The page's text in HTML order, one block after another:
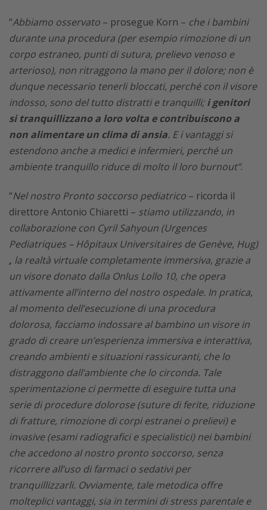
“Abbiamo osservato – prosegue Korn – che i bambini
durante una procedura (per esempio rimozione di un
corpo estraneo, punti di sutura, prelievo venoso e
arterioso), non ritraggono la mano per il dolore; non è
dunque necessario tenerli bloccati, perché con il visore
indosso, sono del tutto distratti e tranquilli;i genitori
si tranquillizzano a loro volta e contribuiscono a
non alimentare un clima di ansia. E i vantaggi si
estendono anche a medici e infermieri, perché un
ambiente tranquillo riduce di molto il loro burnout”.
“Nel nostro Pronto soccorso pediatrico – ricorda il
direttore Antonio Chiaretti – stiamo utilizzando, in
collaborazione con Cyril Sahyoun (Urgences
Pediatriques – Hôpitaux Universitaires de Genève, Hug)
, la realtà virtuale completamente immersiva, grazie a
un visore donato dalla Onlus Lollo 10, che opera
attivamente all’interno del nostro ospedale. In pratica,
al momento dell’esecuzione di una procedura
dolorosa, facciamo indossare al bambino un visore in
grado di creare un’esperienza immersiva e interattiva,
creando ambienti e situazioni rassicuranti, che lo
distraggono dall’ambiente che lo circonda. Tale
sperimentazione ci permette di eseguire tutta una
serie di procedure dolorose (suture di ferite, riduzione
di fratture, rimozione di corpi estranei o prelievi) e
invasive (esami radiografici e specialistici) nei bambini
che accedono al nostro pronto soccorso, senza
ricorrere all’uso di farmaci o sedativi per
tranquillizzarli. Ovviamente, tale metodica offre
molteplici vantaggi, sia in termini di stress parentale e